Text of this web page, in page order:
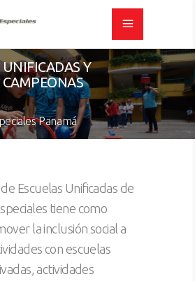
UNIFICADAS Y
CAMPEONAS
Panamá
Escuelas Unificadas de
tiene como
la inclusión social a
con escuelas
actividades